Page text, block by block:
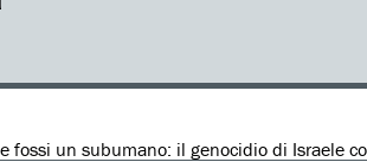
fossi un subumano: il genocidio di Israele